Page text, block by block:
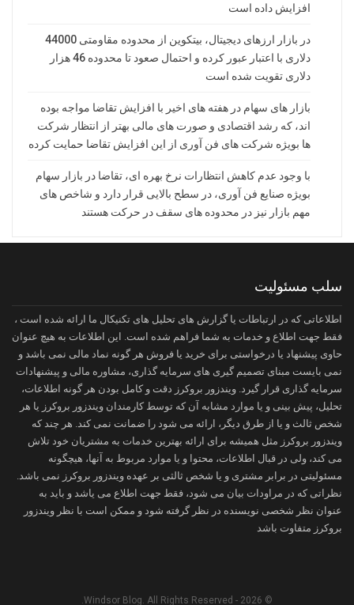
افزایش داده است
در بازار ارزهای دیجیتال، بیتکوین از محدوده مقاومتی 44000
دلاری با اعتبار عبور کرده و احتمال صعود تا محدوده 46 هزار
دلاری تقویت شده است
بازار های سهام در هفته های اخیر با افزایش تقاضا مواجه بوده
اند، که رشد اقتصادی و صورت های مالی بهتر از انتظار شرکت
ها بویژه شرکت های فن آوری از این افزایش تقاضا حمایت کرده
با وجود عدم کاهش انتظارات نرخ بهره ای، تقاضا در بازار سهام
بویژه صنایع فن آوری، در سطح بالایی قرار دارد و شاخص های
مهم بازار نیز در محدوده های سقف در حرکت هستند
سلب مسئولیت
اطلاعاتی که در ارتباطات یا گزارش های تحلیل های تکنیکال ما ارائه شده است ،
فقط جهت اطلاع و خدمات به شما فراهم شده است. این اطلاعات به هیچ عنوان
حاوی پیشنهاد یا درخواستی برای خرید یا فروش هر گونه نماد مالی نمی باشد و
نمی بایست مبنای تصمیم گیری های سرمایه گذاری، مشاوره مالی و پیشنهادات
سرمایه گذاری قرار گیرد. ویندزور بروکرز دقت و کامل بودن هر گونه اطلاعات،
تحلیل، پیش بینی و یا موارد مشابه آن که توسط کارمندان ویندزور بروکرز یا هر
شخص ثالث و یا از طرق دیگر، ارائه می شود را ضمانت نمی کند. هر چند که
ویندزور بروکرز مثل همیشه برای ارائه بهترین خدمات به مشتریان خود تلاش
می کند، ولی در قبال اطلاعات، محتوا و یا موارد مربوط به آنها، هیچگونه
مسئولیتی در برابر مشتری و یا شخص ثالثی بر عهده ویندزور بروکرز نمی باشد.
نظراتی که در مراودات بیان می شود، فقط جهت اطلاع می یاشد و باید به
عنوان نظر شخصی نویسنده در نظر گرفته شود و ممکن است با نظر ویندزور
بروکرز متفاوت باشد
© 2026 - Windsor Blog. All Rights Reserved.